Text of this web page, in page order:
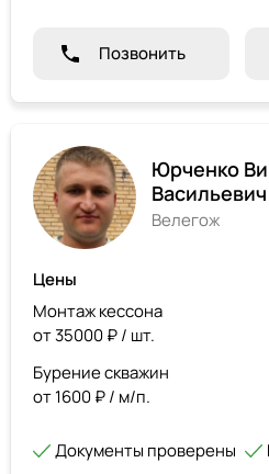
Позвонить
Юрченко
Васильевич
Велегож
Цены
Монтаж кессона
от 35000 ₽ / шт.
Бурение скважин
от 1600 ₽ / м/п.
Документы проверены